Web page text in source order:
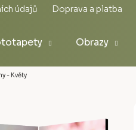
údajů Doprava a platba
Obrazy
- Květy